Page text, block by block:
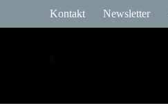
Kontakt Newsletter